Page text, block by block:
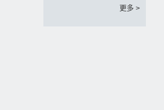
更多 >